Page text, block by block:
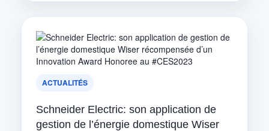
ACTUALITÉS
Schneider Electric: son application de
gestion de l’énergie domestique Wiser